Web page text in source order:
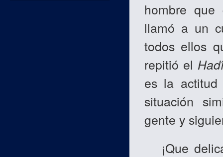
hombre que
llamó a un
todos ellos
repitió el
es la actitud
situación
gente y
¡Que